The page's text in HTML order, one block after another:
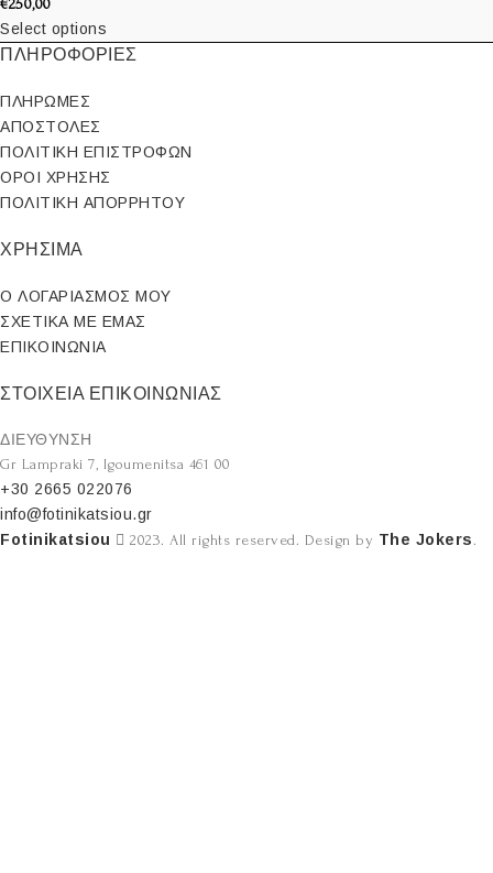
€250,00
Select options
ΠΛΗΡΟΦΟΡΙΕΣ
ΠΛΗΡΩΜΕΣ
ΑΠΟΣΤΟΛΕΣ
ΠΟΛΙΤΙΚΗ ΕΠΙΣΤΡΟΦΩΝ
ΟΡΟΙ ΧΡΗΣΗΣ
ΠΟΛΙΤΙΚΗ ΑΠΟΡΡΗΤΟΥ
ΧΡΗΣΙΜΑ
Ο ΛΟΓΑΡΙΑΣΜΟΣ ΜΟΥ
ΣΧΕΤΙΚΑ ΜΕ ΕΜΑΣ
ΕΠΙΚΟΙΝΩΝΙΑ
ΣΤΟΙΧΕΙΑ ΕΠΙΚΟΙΝΩΝΙΑΣ
ΔΙΕΥΘΥΝΣΗ
Gr Lampraki 7, Igoumenitsa 461 00
+30 2665 022076
info@fotinikatsiou.gr
Fotinikatsiou
2023. All rights reserved. Design by The Jokers .